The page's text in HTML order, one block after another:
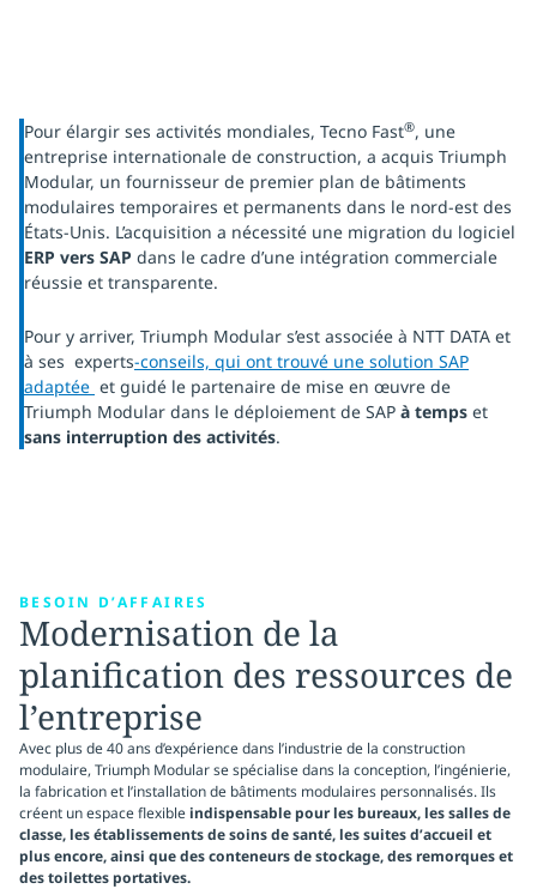
Pour élargir ses activités mondiales, Tecno Fast®, une
entreprise internationale de construction, a acquis Triumph
Modular, un fournisseur de premier plan de bâtiments
modulaires temporaires et permanents dans le nord-est des
États-Unis. L’acquisition a nécessité une migration du logiciel
ERP vers SAP dans le cadre d’une intégration commerciale
réussie et transparente.
Pour y arriver, Triumph Modular s’est associée à NTT DATA et
à ses experts-conseils, qui ont trouvé une solution SAP
adaptée et guidé le partenaire de mise en œuvre de
Triumph Modular dans le déploiement de SAP à temps et
sans interruption des activités.
BESOIN D’AFFAIRES
Modernisation de la
planification des ressources de
l’entreprise
Avec plus de 40 ans d’expérience dans l’industrie de la construction
modulaire, Triumph Modular se spécialise dans la conception, l’ingénierie,
la fabrication et l’installation de bâtiments modulaires personnalisés. Ils
créent un espace flexibleindispensable pour les bureaux, les salles de
classe, les établissements de soins de santé, les suites d’accueil et
plus encore, ainsi que des conteneurs de stockage, des remorques et
des toilettes portatives.